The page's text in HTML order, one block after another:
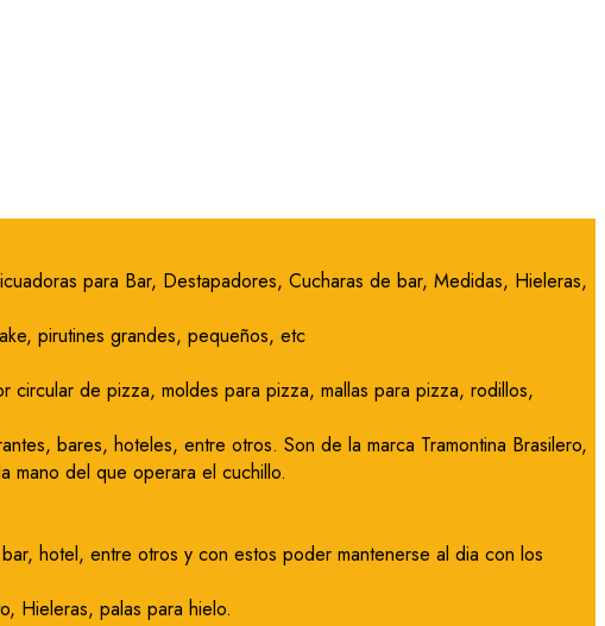
para Bar, Destapadores, Cucharas de bar, Medidas, Hieleras,
pirutines grandes, pequeños, etc
de pizza, moldes para pizza, mallas para pizza, rodillos,
bares, hoteles, entre otros. Son de la marca Tramontina Brasilero,
mano del que operara el cuchillo.
hotel, entre otros y con estos poder mantenerse al dia con los
Hieleras, palas para hielo.